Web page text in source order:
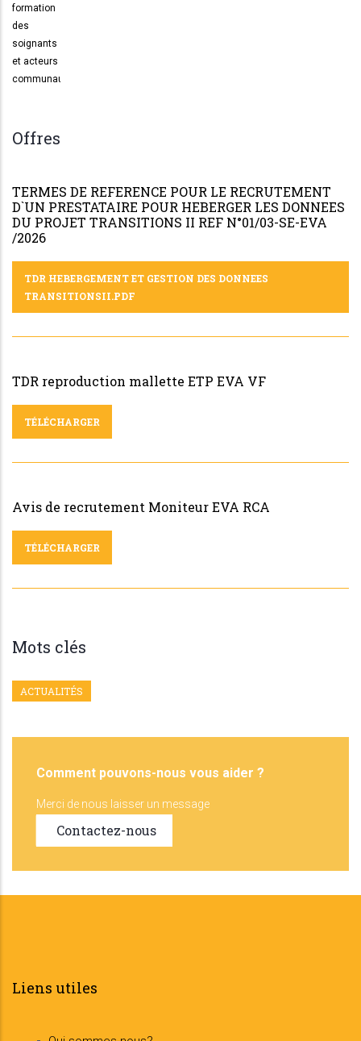
Offres
TERMES DE REFERENCE POUR LE RECRUTEMENT
D`UN PRESTATAIRE POUR HEBERGER LES DONNEES
DU PROJET TRANSITIONS II REF N°01/03-SE-EVA
/2026
TDR HEBERGEMENT ET GESTION DES DONNEES
TRANSITIONSII.PDF
TDR reproduction mallette ETP EVA VF
TÉLÉCHARGER
Avis de recrutement Moniteur EVA RCA
TÉLÉCHARGER
Mots clés
ACTUALITÉS
Comment pouvons-nous vous aider ?
Merci de nous laisser un message
Contactez-nous
Liens utiles